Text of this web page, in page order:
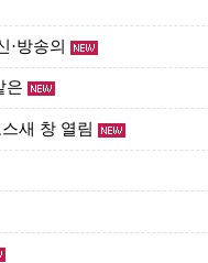
·방송의
은
새 창 열림